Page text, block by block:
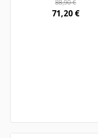
88,90€
71,20 €